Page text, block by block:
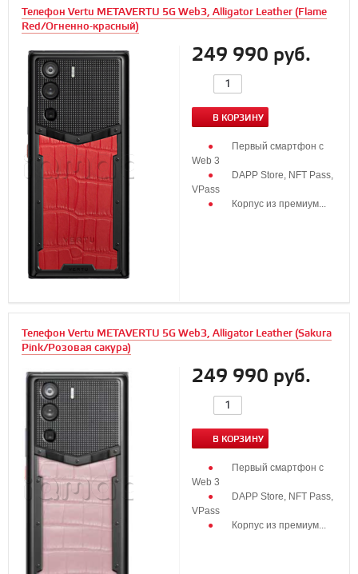
Телефон Vertu METAVERTU 5G Web3, Alligator Leather (Flame
Red/Огненно-красный)
249 990 руб.
В КОРЗИНУ
Первый смартфон с
Web 3
DAPP Store, NFT Pass,
VPass
Корпус из премиум...
Телефон Vertu METAVERTU 5G Web3, Alligator Leather (Sakura
Pink/Розовая сакура)
249 990 руб.
В КОРЗИНУ
Первый смартфон с
Web 3
DAPP Store, NFT Pass,
VPass
Корпус из премиум...